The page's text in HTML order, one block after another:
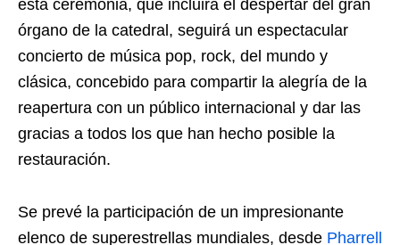
esta ceremonia, que incluirá el despertar del gran
órgano de la catedral, seguirá un espectacular
concierto de música pop, rock, del mundo y
clásica, concebido para compartir la alegría de la
reapertura con un público internacional y dar las
gracias a todos los que han hecho posible la
restauración.
Se prevé la participación de un impresionante
elenco de superestrellas mundiales, desde Pharrell